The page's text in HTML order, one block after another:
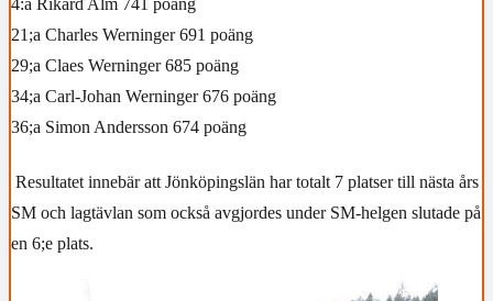
4:a Rikard Alm 741 poäng
21;a Charles Werninger 691 poäng
29;a Claes Werninger 685 poäng
34;a Carl-Johan Werninger 676 poäng
36;a Simon Andersson 674 poäng
Resultatet innebär att Jönköpingslän har totalt 7 platser till nästa års
SM och lagtävlan som också avgjordes under SM-helgen slutade på
en 6;e plats.